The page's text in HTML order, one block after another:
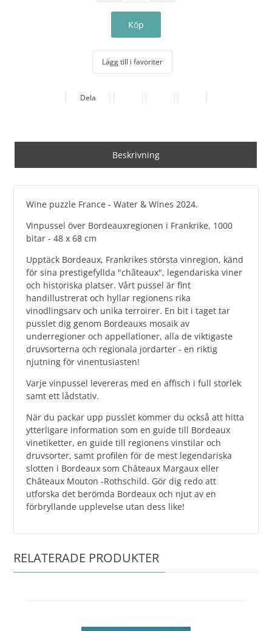
Lägg till i favoriter
Dela
Beskrivning
Wine puzzle France - Water & Wines 2024.
Vinpussel över Bordeauxregionen i Frankrike, 1000
bitar - 48 x 68 cm
Upptäck Bordeaux, Frankrikes största vinregion, känd
för sina prestigefyllda "châteaux", legendariska viner
och historiska platser. Vårt pussel är fint
handillustrerat och hyllar regionens rika
vinodlingsarv och unika terroirer. En bit i taget tar
pusslet dig genom Bordeauxs mosaik av
underregioner och appellationer, alla de viktigaste
druvsorterna och regionala jordarter - en riktig
njutning för vinentusiasten!
Varje vinpussel levereras med en affisch i full storlek
samt ett lådstativ.
När du packar upp pusslet kommer du också att hitta
ytterligare information som en guide till Bordeaux
vinetiketter, en guide till regionens vinstilar och
druvsorter, samt profilen för de mest legendariska
slotten i Bordeaux som Châteaux Margaux eller
Châteaux Mouton -Rothschild. Gör dig redo att
utforska det berömda Bordeaux och njut av en
förbryllande upplevelse utan dess like!
RELATERADE PRODUKTER